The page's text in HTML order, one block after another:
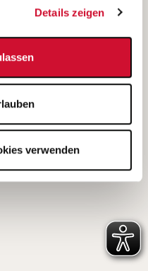
Details zeigen
verwenden